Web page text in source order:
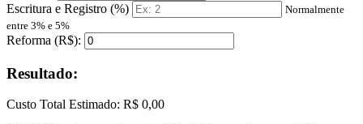
Escritura e Registro (%)
Normalmente
entre 3% e 5%
Reforma (R$):
Resultado:
Custo Total Estimado: R$ 0,00